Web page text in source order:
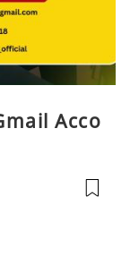
Acco